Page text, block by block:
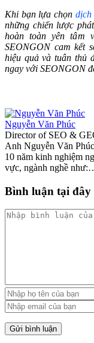
Khi bạn lựa chọn dịch
những chiến lược
hoàn toàn yên tâm
SEONGON cam kết
hiệu quả và tuân thủ
ngay với SEONGON
Nguyễn Văn Phúc
Director of SEO &
Anh Nguyễn Văn
10 năm kinh nghiệm
vực, ngành nghề
Bình luận tại đây